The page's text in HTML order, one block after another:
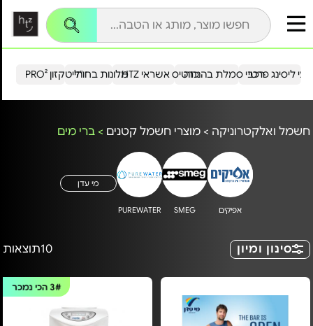
הייטקזון PRO²מלונות בחו"ל כרטיס אשראי HTZ ליסינג פרטירכבי סמלת בהנחה
חשמל ואלקטרוניקה > מוצרי חשמל קטנים > ברי מים
אפיקים SMEG
PUREWATER
מי עדן
סינון ומיון 10תוצאות
3#הכי נמכר